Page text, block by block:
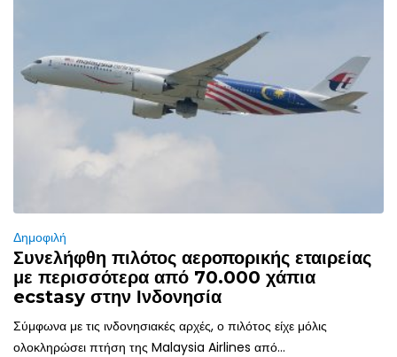
Δημοφιλή
Συνελήφθη πιλότος αεροπορικής εταιρείας
με περισσότερα από 70.000 χάπια
ecstasy στην Ινδονησία
Σύμφωνα με τις ινδονησιακές αρχές, ο πιλότος είχε μόλις
ολοκληρώσει πτήση της Malaysia Airlines από...